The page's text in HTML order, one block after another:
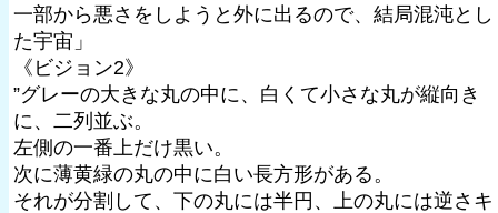
一部から悪さをしようと外に出るので、結局混沌とし
た宇宙」
《ビジョン2》
”グレーの大きな丸の中に、白くて小さな丸が縦向き
に、二列並ぶ。
左側の一番上だけ黒い。
次に薄黄緑の丸の中に白い長方形がある。
それが分割して、下の丸には半円、上の丸には逆さキ